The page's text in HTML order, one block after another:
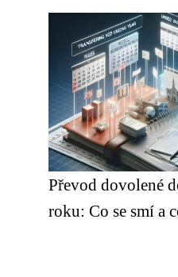
Převod dovolené
roku: Co se smí a